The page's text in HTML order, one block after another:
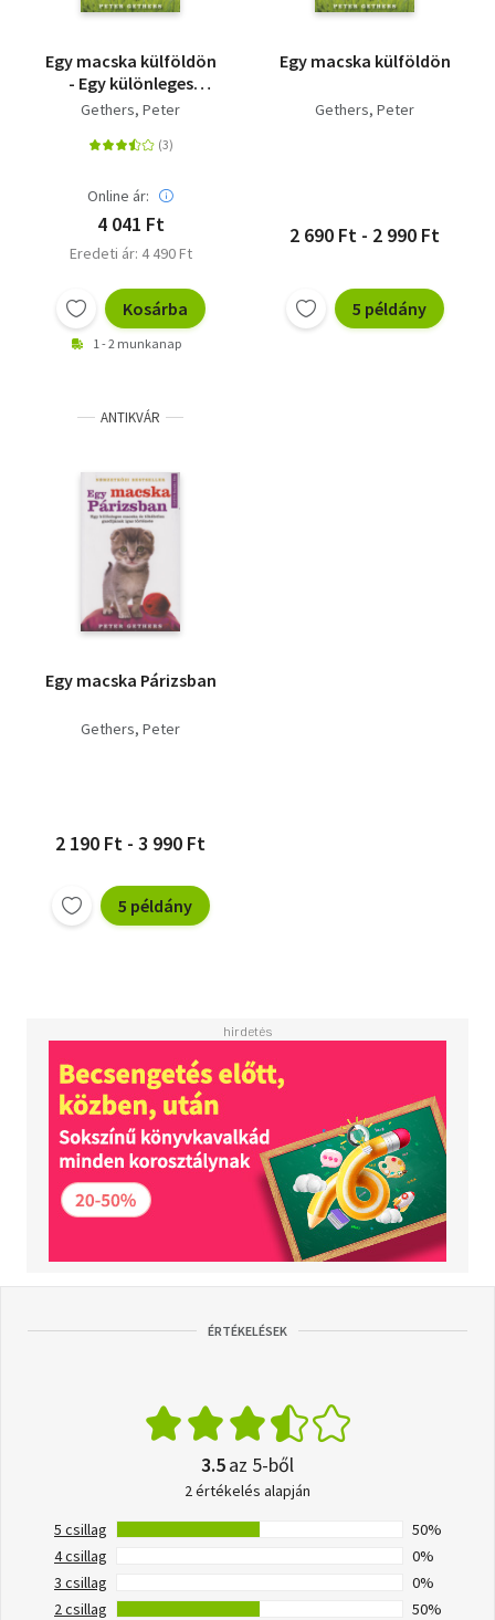
Egy macska külföldön
- Egy különleges
macska, aki
gazdiját, hogyan
Gethers, Peter
Online ár:
4 041 Ft
Eredeti ár: 4 490 Ft
Kosárba
1 - 2 munkanap
Egy macska külföldön
Gethers, Peter
2 690 Ft - 2 990 Ft
5 példány
ANTIKVÁR
Egy macska Párizsban
Gethers, Peter
2 190 Ft - 3 990 Ft
5 példány
ÉRTÉKELÉSEK
3.5az 5-ből
2 értékelés alapján
5 csillag
50%
4 csillag
0%
3 csillag
0%
2 csillag
50%